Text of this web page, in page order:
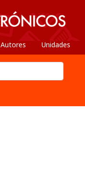
Autores Unidades